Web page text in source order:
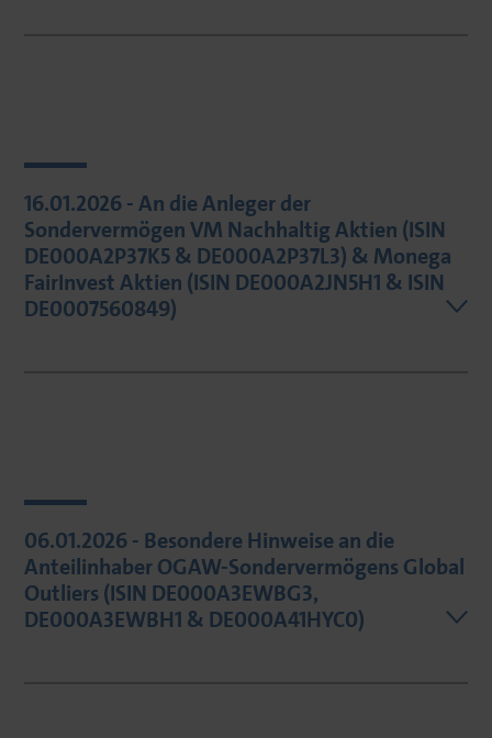
16.01.2026 - An die Anleger der
Sondervermögen VM Nachhaltig Aktien (ISIN
DE000A2P37K5 & DE000A2P37L3) & Monega
FairInvest Aktien (ISIN DE000A2JN5H1 & ISIN
DE0007560849)
06.01.2026 - Besondere Hinweise an die
Anteilinhaber OGAW-Sondervermögens Global
Outliers (ISIN DE000A3EWBG3,
DE000A3EWBH1 & DE000A41HYC0)